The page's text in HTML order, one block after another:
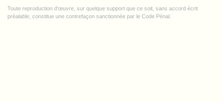
Toute reproduction d'œuvre, sur quelque support que ce soit, sans accord écrit
préalable, constitue une contrefaçon sanctionnée par le Code Pénal.